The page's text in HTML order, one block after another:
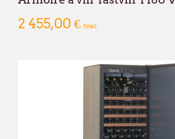
2 455,00 € tvac